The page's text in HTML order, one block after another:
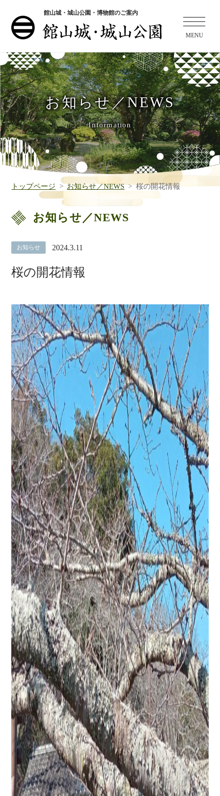
館山城・城山公園・博物館のご案内
お知らせ／NEWS
Information
トップページ お知らせ／NEWS 桜の開花情報
お知らせ／NEWS
お知らせ 2024.3.11
桜の開花情報